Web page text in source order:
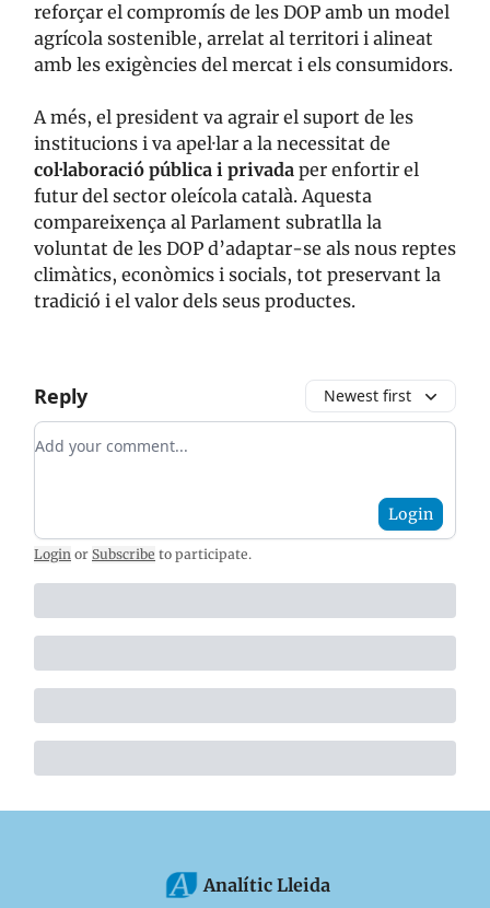
reforçar el compromís de les DOP amb un model
agrícola sostenible, arrelat al territori i alineat
amb les exigències del mercat i els consumidors.
A més, el president va agrair el suport de les
institucions i va apel·lar a la necessitat de
col·laboració pública i privada per enfortir el
futur del sector oleícola català. Aquesta
compareixença al Parlament subratlla la
voluntat de les DOP d’adaptar-se als nous reptes
climàtics, econòmics i socials, tot preservant la
tradició i el valor dels seus productes.
Reply Newest first
Add your comment
Login
Login or Subscribe to participate.
Analític Lleida